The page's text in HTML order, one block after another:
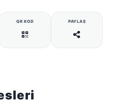
QR KOD PAYLAŞ